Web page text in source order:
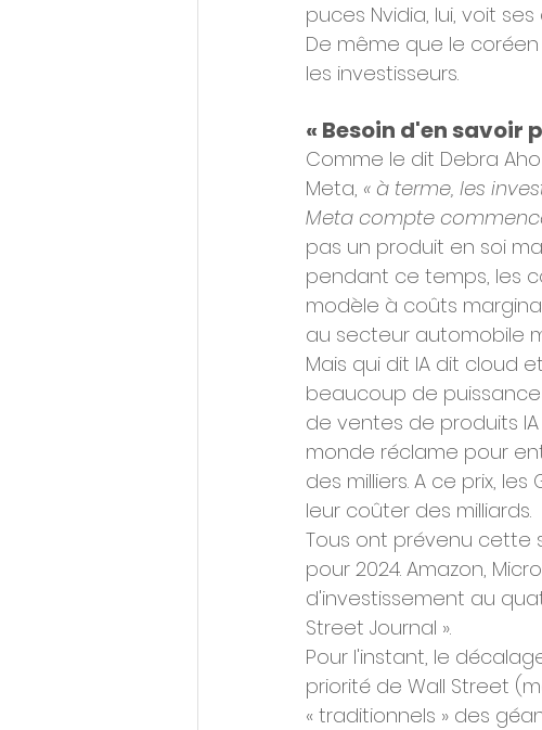
puces Nvidia, lui, voit
De même que le coréen
les investisseurs.
« Besoin d'en savoir
Comme le dit Debra
Meta, « à terme, les
Meta compte
pas un produit en soi
pendant ce temps, les
modèle à coûts
au secteur automobile
Mais qui dit IA dit cloud
beaucoup de
de ventes de produits
monde réclame pour
des milliers. A ce prix,
leur coûter des milliards.
Tous ont prévenu cette
pour 2024. Amazon,
d'investissement au
Street Journal ».
Pour l'instant, le
priorité de Wall Street
« traditionnels » des